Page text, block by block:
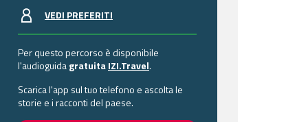
VEDI PREFERITI
Per questo percorso è disponibile
l'audioguidagratuitaIZI.Travel.
Scarica l'app sul tuo telefono e ascolta le
storie e i racconti del paese.